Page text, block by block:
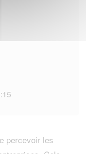
percevoir les